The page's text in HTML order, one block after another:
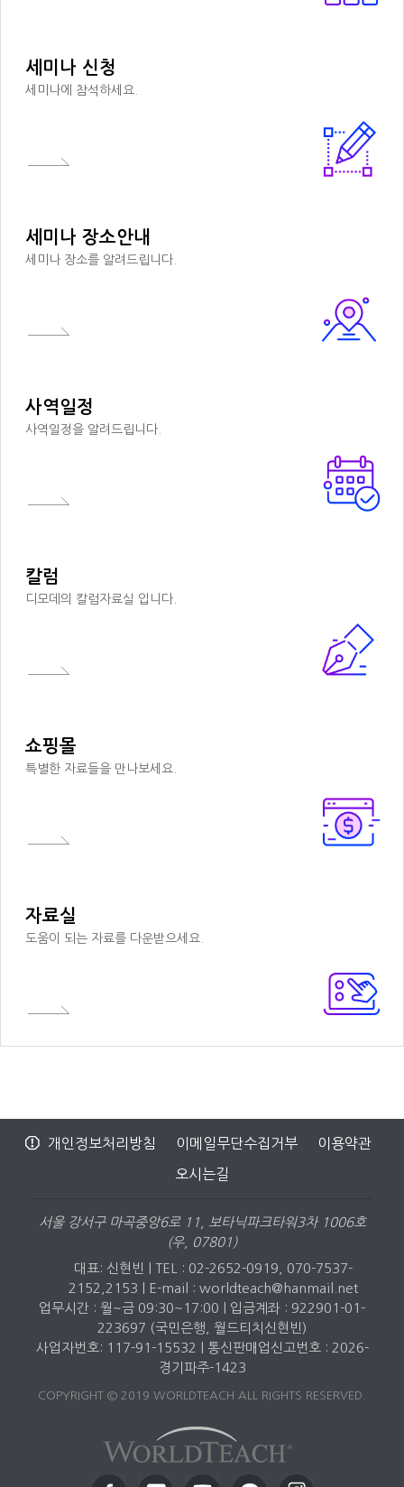
세미나 신청
세미나에 참석하세요.
세미나 장소안내
세미나 장소를 알려드립니다.
사역일정
사역일정을 알려드립니다.
칼럼
디모데의 칼럼자료실 입니다.
쇼핑몰
특별한 자료들을 만나보세요.
자료실
도움이 되는 자료를 다운받으세요.
개인정보처리방침 이메일무단수집거부 이용약관
오시는길
서울 강서구 마곡중앙6로 11, 보타닉파크타워3차 1006호
(우, 07801)
대표: 신현빈 | TEL : 02-2652-0919, 070-7537-
2152,2153 |
E-mail : worldteach@hanmail.net
업무시간 : 월~금 09:30~17:00 | 입금계좌 : 922901-01-
223697 (국민은행, 월드티치신현빈)
사업자번호: 117-91-15532 | 통신판매업신고번호 : 2026-
경기파주-1423
COPYRIGHT © 2019 WORLDTEACH ALL RIGHTS RESERVED.